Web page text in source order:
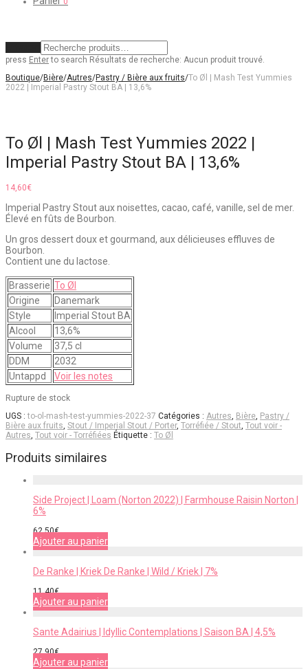
press Enterto search Résultats de recherche: Aucun produit trouvé.
Boutique/Bière/Autres/Pastry / Bière aux fruits/To Øl | Mash Test Yummies
2022 | Imperial Pastry Stout BA | 13,6%
To Øl | Mash Test Yummies 2022 |
Imperial Pastry Stout BA | 13,6%
14,60€
Imperial Pastry Stout aux noisettes, cacao, café, vanille, sel de mer.
Élevé en fûts de Bourbon.
Un gros dessert doux et gourmand, aux délicieuses effluves de
Bourbon.
Contient une du lactose.
Brasserie To Øl
Origine
Danemark
Style
Imperial Stout BA
Alcool
13,6%
Volume
37,5 cl
DDM
2032
Untappd
Voir les notes
Rupture de stock
UGS :to-ol-mash-test-yummies-2022-37 Catégories : Autres, Bière, Pastry /
Bière aux fruits, Stout / Imperial Stout / Porter, Torréfiée / Stout, Tout voir -
Autres, Tout voir - Torréfiées Étiquette : To Øl
Produits similaires
Side Project | Loam (Norton 2022) | Farmhouse Raisin Norton |
6%
62,50€
Ajouter au panier
De Ranke | Kriek De Ranke | Wild / Kriek | 7%
11,40€
Ajouter au panier
Sante Adairius | Idyllic Contemplations | Saison BA | 4,5%
27,90€
Ajouter au panier